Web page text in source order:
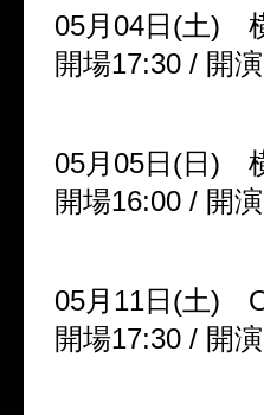
05月04日(土)
開場17:30 / 開
05月05日(日)
開場16:00 / 開
05月11日(土)
開場17:30 / 開